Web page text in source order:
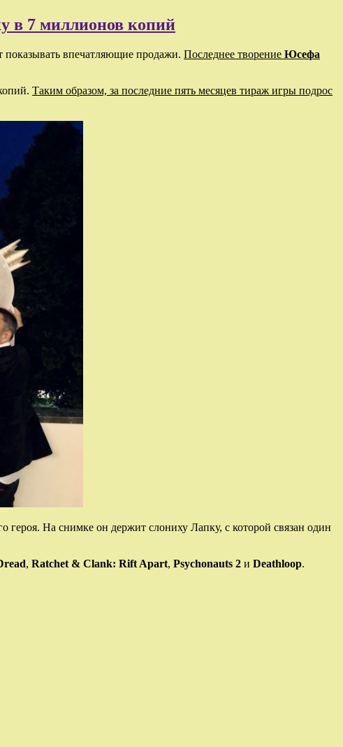
в 7 миллионов копий
показывать впечатляющие продажи. Последнее творение Юсефа
Таким образом, за последние пять месяцев тираж игры подрос
героя. На снимке он держит слониху Лапку, с которой связан один
, Ratchet & Clank: Rift Apart, Psychonauts 2 и Deathloop.